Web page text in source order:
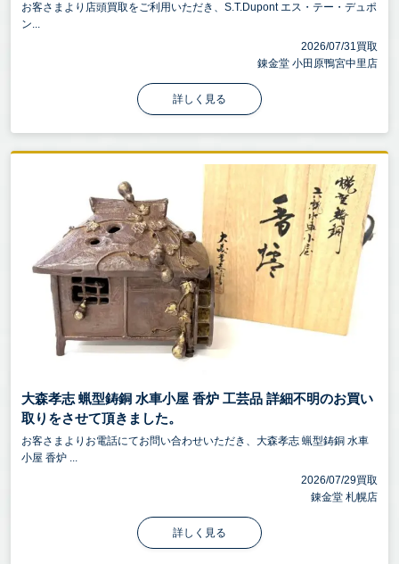
お客さまより店頭買取をご利用いただき、S.T.Dupont エス・テー・デュポ
ン...
2026/07/31買取
錬金堂 小田原鴨宮中里店
詳しく見る
大森孝志 蝋型鋳銅 水車小屋 香炉 工芸品 詳細不明のお買い
取りをさせて頂きました。
お客さまよりお電話にてお問い合わせいただき、大森孝志 蝋型鋳銅 水車
小屋 香炉 ...
2026/07/29買取
錬金堂 札幌店
詳しく見る